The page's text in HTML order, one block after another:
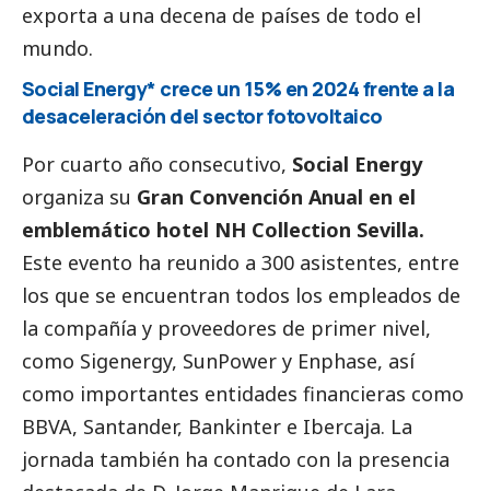
exporta a una decena de países de todo el
mundo.
Social Energy* crece un 15% en 2024 frente a la
desaceleración del sector fotovoltaico
Por cuarto año consecutivo, Social Energy
organiza su Gran Convención Anual en el
emblemático hotel NH Collection Sevilla.
Este evento ha reunido a 300 asistentes, entre
los que se encuentran todos los empleados de
la compañía y proveedores de primer nivel,
como Sigenergy, SunPower y Enphase, así
como importantes entidades financieras como
BBVA, Santander, Bankinter e Ibercaja. La
jornada también ha contado con la presencia